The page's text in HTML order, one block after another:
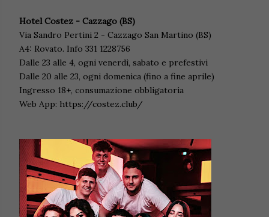
Hotel Costez - Cazzago (BS)
Via Sandro Pertini 2 - Cazzago San Martino (BS)
A4: Rovato. Info 331 1228756
Dalle 23 alle 4, ogni venerdì, sabato e prefestivi
Dalle 20 alle 23, ogni domenica (fino a fine aprile)
Ingresso 18+, consumazione obbligatoria
Web App: https://costez.club/